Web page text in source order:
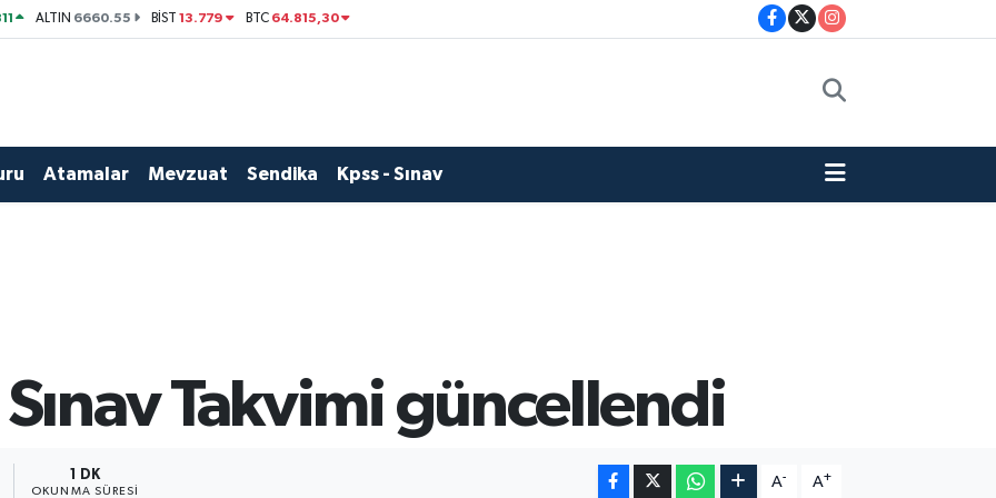
ALTIN 6660.55 BİST13.779 BTC 64.815,30
Atamalar Mevzuat Sendika Kpss - Sınav
Takvimi güncellendi
1 DK
OKUNMA SÜRESI
A- A+